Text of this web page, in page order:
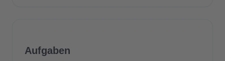
Aufgaben